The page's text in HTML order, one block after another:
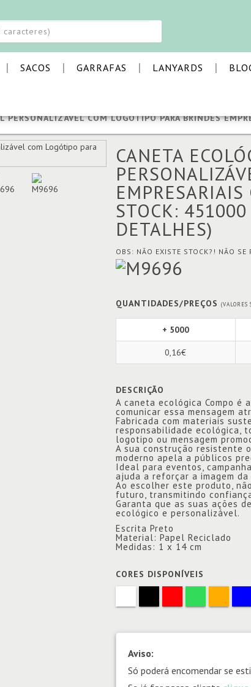
| SACOS | GARRAFAS | LANYARDS |
PERSONALIZÁVEL COM LOGÓTIPO PARA BRINDES
CANETA
EMPRESARIAIS
STOCK: 451000
DETALHES)
OBS: NÃO EXISTE STOCK?! NÃO SE
QUANTIDADES/PREÇOS (VALORES
+ 5000
0,16€
DESCRIÇÃO
A caneta ecológica Compo é
comunicar essa mensagem
Fabricada com materiais
responsabilidade ecológica,
logotipo ou mensagem
A sua construção resistente
moderno apela a públicos
Ideal para eventos,
ajuda a reforçar a imagem
Ao escolher este produto,
futuro, transmitindo
Garanta que as suas ações
ecológico e personalizável.
Escrita Preto
Material: Papel Reciclado
Medidas: 1 x 14 cm
CORES DISPONÍVEIS
Aviso:
Só poderá encomendar se